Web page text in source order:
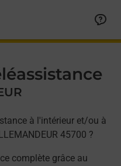
à l'intérieur et/ou à
45700 ?
complète grâce au